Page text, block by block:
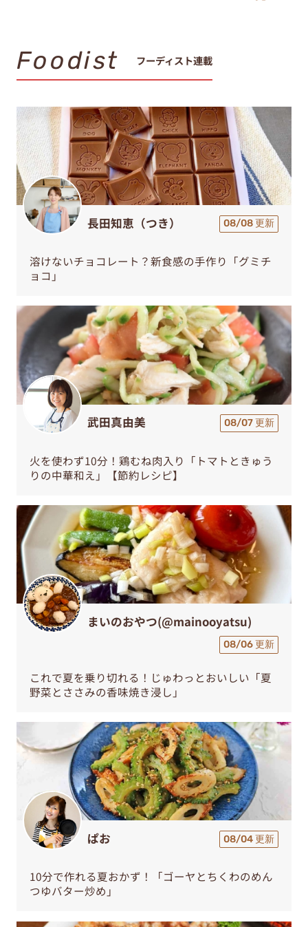
Foodist フーディスト連載
長田知恵（つき） 08/08 更新
溶けないチョコレート？新食感の手作り「グミチ
ョコ」
武田真由美 08/07 更新
火を使わず10分！鶏むね肉入り「トマトときゅう
りの中華和え」【節約レシピ】
まいのおやつ(@mainooyatsu)
08/06 更新
これで夏を乗り切れる！じゅわっとおいしい「夏
野菜とささみの香味焼き浸し」
ぱお 08/04 更新
10分で作れる夏おかず！「ゴーヤとちくわのめん
つゆバター炒め」